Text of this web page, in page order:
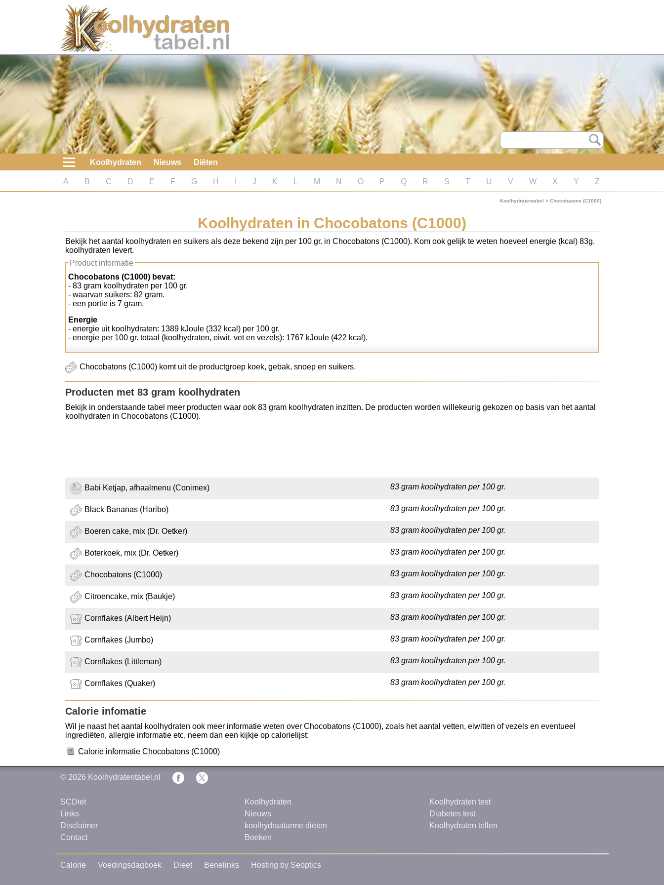
Koolhydraten
Nieuws
Koolhydraatarme diëten
Boeken
koolhydraatarme diëten
Diabetes test
Koolhydraten tellen
Koolhydraten Nieuws Diëten
A B C D E F G H J K M N O P Q R S T U V W X Y Z
Koolhydratentabel > Chocobatons (C1000)
Koolhydraten in Chocobatons (C1000)
Bekijk het aantal koolhydraten en suikers als deze bekend zijn per 100 gr. in Chocobatons (C1000). Kom ook gelijk te weten hoeveel energie (kcal) 83g.
koolhydraten levert.
Product informatie
Chocobatons (C1000) bevat:
- 83 gram koolhydraten per 100 gr.
- waarvan suikers: 82 gram.
- een portie is 7 gram.
Energie
- energie uit koolhydraten: 1389 kJoule (332 kcal) per 100 gr.
- energie per 100 gr. totaal (koolhydraten, eiwit, vet en vezels): 1767 kJoule (422 kcal).
Chocobatons (C1000) komt uit de productgroep koek, gebak, snoep en suikers.
Producten met 83 gram koolhydraten
Bekijk in onderstaande tabel meer producten waar ook 83 gram koolhydraten inzitten. De producten worden willekeurig gekozen op basis van het aantal
koolhydraten in Chocobatons (C1000).
Babi Ketjap, afhaalmenu (Conimex) 83 gram koolhydraten per 100 gr.
Black Bananas (Haribo) 83 gram koolhydraten per 100 gr.
Boeren cake, mix (Dr. Oetker) 83 gram koolhydraten per 100 gr.
Boterkoek, mix (Dr. Oetker) 83 gram koolhydraten per 100 gr.
Chocobatons (C1000) 83 gram koolhydraten per 100 gr.
Citroencake, mix (Baukje) 83 gram koolhydraten per 100 gr.
Cornflakes (Albert Heijn) 83 gram koolhydraten per 100 gr.
Cornflakes (Jumbo) 83 gram koolhydraten per 100 gr.
Cornflakes (Littleman) 83 gram koolhydraten per 100 gr.
Cornflakes (Quaker) 83 gram koolhydraten per 100 gr.
Calorie infomatie
Wil je naast het aantal koolhydraten ook meer informatie weten over Chocobatons (C1000), zoals het aantal vetten, eiwitten of vezels en eventueel
ingrediëten, allergie informatie etc, neem dan een kijkje op calorielijst:
Calorie informatie Chocobatons (C1000)
© 2026 Koolhydratentabel.nl
SCDiet
Links
Disclaimer
Contact
Koolhydraten
Nieuws
koolhydraatarme diëten
Boeken
Koolhydraten test
Diabetes test
Koolhydraten tellen
Calorie Voedingsdagboek Dieet Benelinks Hosting by Seoptics